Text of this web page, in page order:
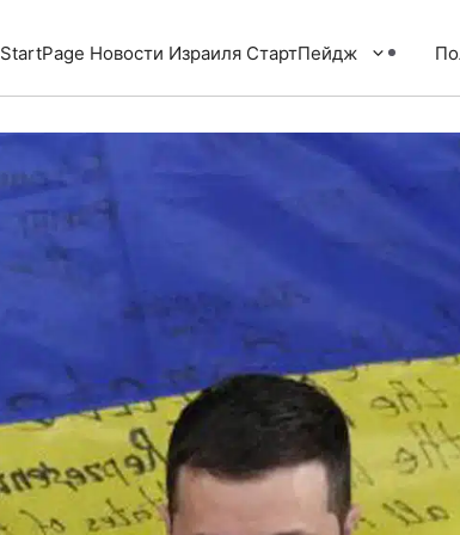
StartPage Новости Израиля СтартПейдж